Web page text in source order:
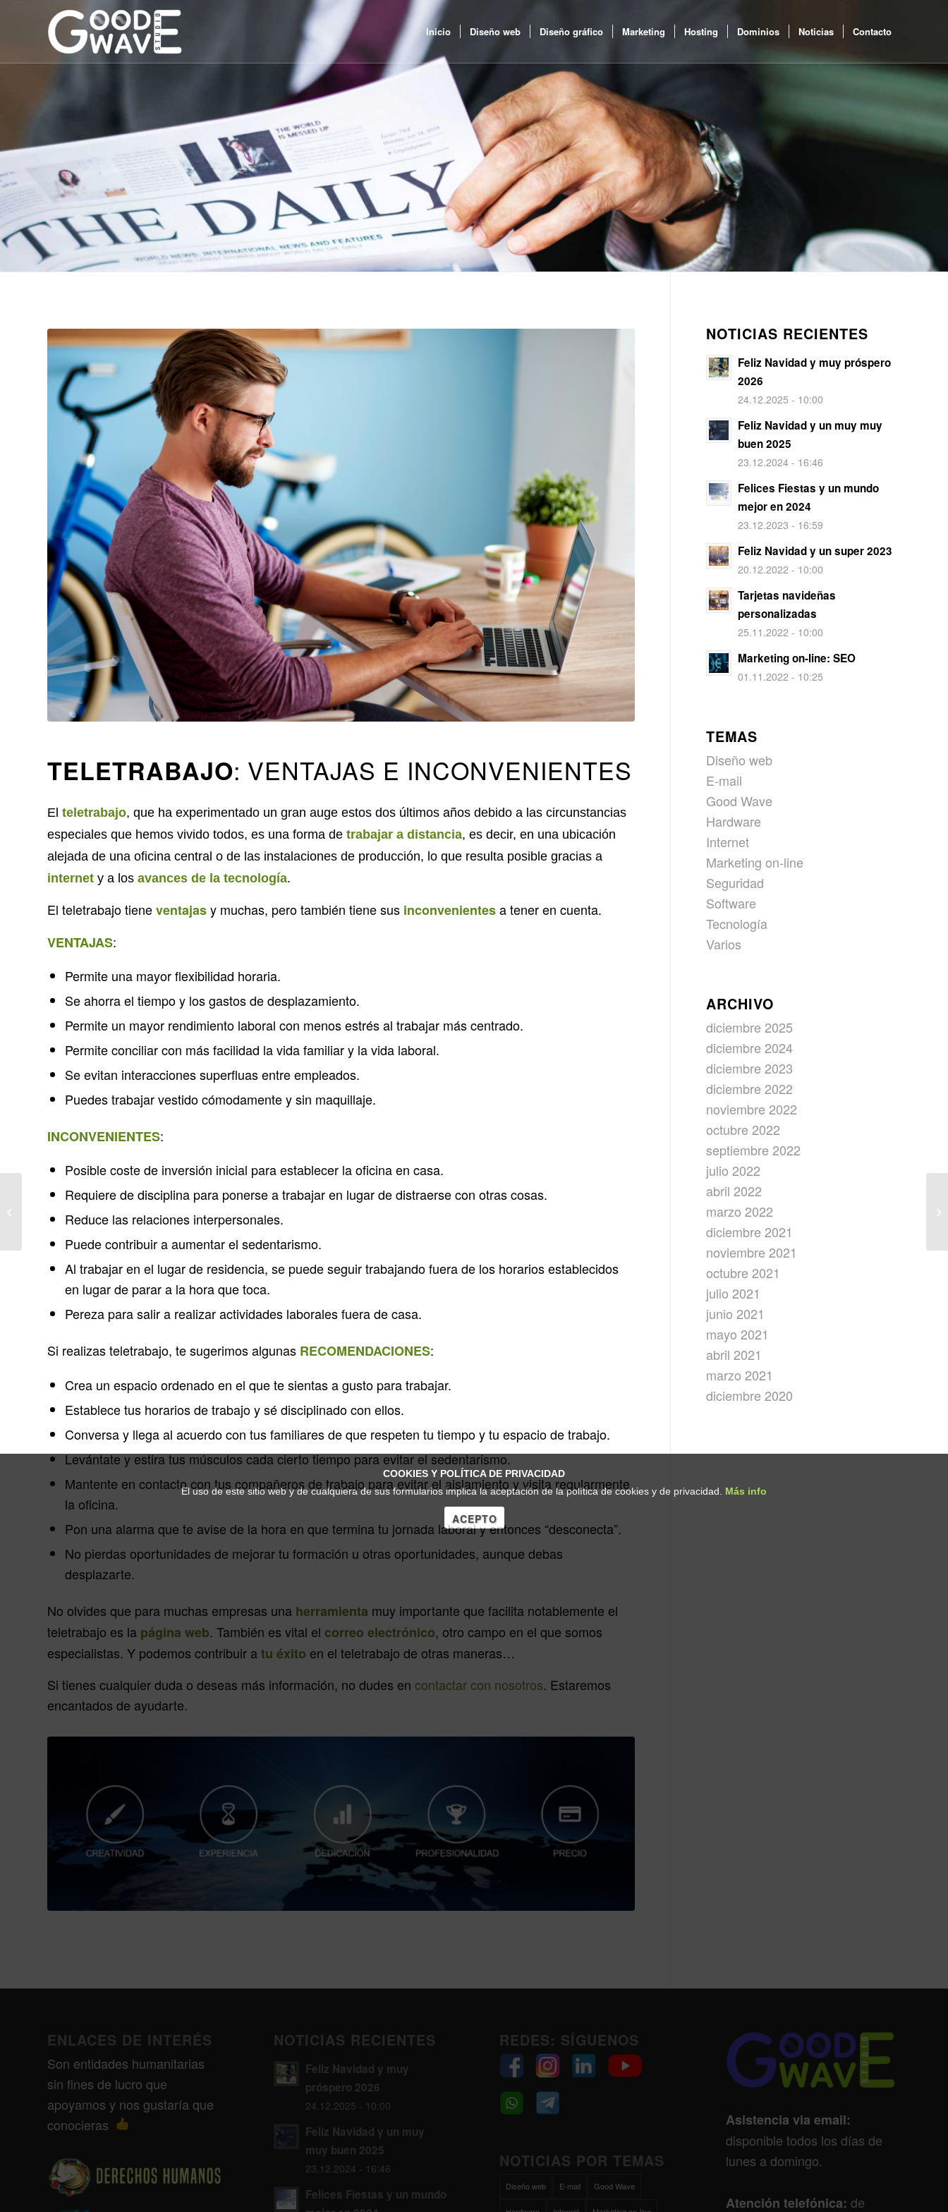
Inicio Diseño web Diseño gráfico Marketing Hosting Dominios Noticias Contacto
TELETRABAJO: VENTAJAS E INCONVENIENTES
El teletrabajo, que ha experimentado un gran auge estos dos últimos años debido a las circunstancias
especiales que hemos vivido todos, es una forma de trabajar a distancia, es decir, en una ubicación
alejada de una oficina central o de las instalaciones de producción, lo que resulta posible gracias a
internet y a los avances de la tecnología.
El teletrabajo tieneventajasy muchas, pero también tiene sus inconvenientesa tener en cuenta.
VENTAJAS:
Permite una mayor flexibilidad horaria.
Se ahorra el tiempo y los gastos de desplazamiento.
Permite un mayor rendimiento laboral con menos estrés al trabajar más centrado.
Permite conciliar con más facilidad la vida familiar y la vida laboral.
Se evitan interacciones superfluas entre empleados.
Puedes trabajar vestido cómodamente y sin maquillaje.
INCONVENIENTES:
Posible coste de inversión inicial para establecer la oficina en casa.
Requiere de disciplina para ponerse a trabajar en lugar de distraerse con otras cosas.
Reduce las relaciones interpersonales.
Puede contribuir a aumentar el sedentarismo.
Al trabajar en el lugar de residencia, se puede seguir trabajando fuera de los horarios establecidos
en lugar de parar a la hora que toca.
Pereza para salir a realizar actividades laborales fuera de casa.
Si realizas teletrabajo, te sugerimos algunas RECOMENDACIONES:
Crea un espacio ordenado en el que te sientas a gusto para trabajar.
Establece tus horarios de trabajo y sé disciplinado con ellos.
Conversa y llega al acuerdo con tus familiares de que respeten tu tiempo y tu espacio de trabajo.
Levántate y estira tus músculos cada cierto tiempo para evitar el sedentarismo.
Mantente en contacto con tus compañeros de trabajo para evitar el aislamiento y visita regularmente
la oficina.
Pon una alarma que te avise de la hora en que termina tu jornada laboral y entonces “desconecta”.
No pierdas oportunidades de mejorar tu formación u otras oportunidades, aunque debas
desplazarte.
No olvides que para muchas empresas una herramienta muy importante que facilita notablemente el
teletrabajo es la página web. También es vital el correo electrónico, otro campo en el que somos
especialistas. Y podemos contribuir a tu éxito en el teletrabajo de otras maneras…
Si tienes cualquier duda o deseas más información, no dudes en contactar con nosotros. Estaremos
encantados de ayudarte.
NOTICIAS RECIENTES
Feliz Navidad y muy próspero
2026
24.12.2025 - 10:00
Feliz Navidad y un muy muy
buen 2025
23.12.2024 - 16:46
Felices Fiestas y un mundo
mejor en 2024
23.12.2023 - 16:59
Feliz Navidad y un super 2023
20.12.2022 - 10:00
Tarjetas navideñas
personalizadas
25.11.2022 - 10:00
Marketing on-line: SEO
01.11.2022 - 10:25
TEMAS
Diseño web
E-mail
Good Wave
Hardware
Internet
Marketing on-line
Seguridad
Software
Tecnología
Varios
ARCHIVO
diciembre 2025
diciembre 2024
diciembre 2023
diciembre 2022
noviembre 2022
octubre 2022
septiembre 2022
julio 2022
abril 2022
marzo 2022
diciembre 2021
noviembre 2021
octubre 2021
julio 2021
junio 2021
mayo 2021
abril 2021
marzo 2021
diciembre 2020
ENLACES DE INTERÉS
Son entidades humanitarias
sin fines de lucro que
apoyamos y nos gustaría que
conocieras
NOTICIAS RECIENTES
Feliz Navidad y muy
próspero 2026
24.12.2025 - 10:00
Feliz Navidad y un muy
muy buen 2025
23.12.2024 - 16:46
Felices Fiestas y un mundo
REDES: SÍGUENOS
NOTICIAS POR TEMAS
Diseño web E-mail Good Wave
Asistencia via email:
disponible todos los días de
lunes a domingo.
Atención telefónica: de
¿POP3 o IMAP?
COOKIES Y POLÍTICA DE PRIVACIDAD
El uso de este sitio web y de cualquiera de sus formularios implica la aceptación de la política de cookies y de privacidad. Más info
ACEPTO